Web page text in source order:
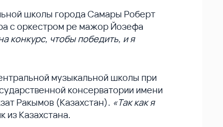
школы города Самары Роберт
с оркестром ре мажор Йозефа
конкурс, чтобы победить, и я
музыкальной школы при
консерватории имени
Ракымов (Казахстан). «Так как я
из Казахстана.